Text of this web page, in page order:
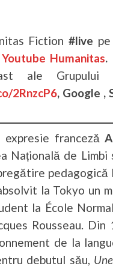
Fiction#live
Youtube Humanitas
ale Grupului
2RnzcP6, Google ,
expresie franceză
Națională de
la Tokyo un
la École
Rousseau.
de la
debutul său,